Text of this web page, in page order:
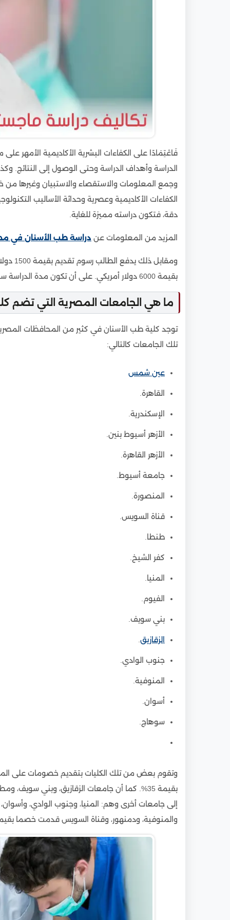
العوامل التي تؤثر في عدد سنوات ماجستير
الفرق في المدة بين الماجستير الأكاديمي
مقارنة مدة الماجستير بالدبلوم والدكتوراه في
نظام الدراسة ومواعيد التقديم وأثرهما على
مقارنة مدة ماجستير طب الأسنان في مصر
مستقبل خريج ماجستير طب الأسنان والمسارات
فَاعْتِمَادًا على الكفاءات البشرية الأكاديمية
الدراسة وأهداف الدراسة وحتى الوصول إلى النتائج.
وجمع المعلومات والاستقصاء والاستبيان وغيرها من
الكفاءات الأكاديمية وعصرية وحداثة الأساليب
دقة، فتكون دراسته مميزة للغاية.
المزيد من المعلومات عن دراسة طب الأسنان في
بقيمة 6000 دولار أمريكي. على أن تكون مدة الدراسة سنتان ويمكن أن تمتد إلى خمس سنوات.
ما هي الجامعات المصرية التي تضم
توجد كلية طب الأسنان في كثير من المحافظات
تلك الجامعات كالتالي:
عين شمس
القاهرة.
الإسكندرية.
الأزهر أسيوط بنين.
الأزهر القاهرة.
جامعة أسيوط.
المنصورة.
قناة السويس.
طنطا.
كفر الشيخ.
المنيا.
الفيوم.
بني سويف.
الزقازيق
جنوب الوادي.
المنوفية.
أسوان.
سوهاج.
وتقوم بعض من تلك الكليات بتقديم خصومات على
والمنوفية، ودمنهور، وقناة السويس قدمت خصما بقيمة